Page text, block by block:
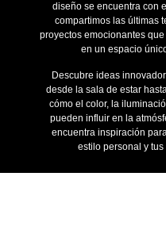
diseño se encuentra con
compartimos las últimas
proyectos emocionantes
en un espacio
Descubre ideas
desde la sala de estar
cómo el color, la
pueden influir en la
encuentra inspiración
estilo personal y